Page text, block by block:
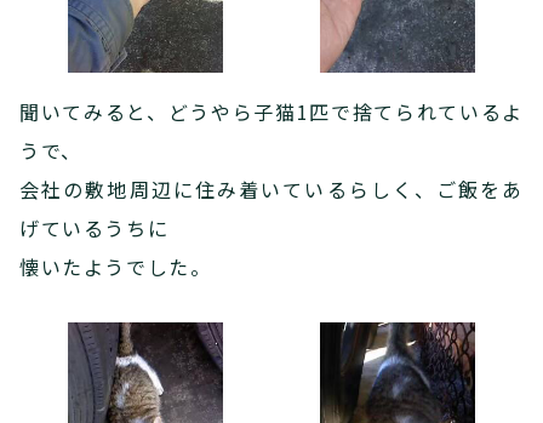
聞いてみると、どうやら子猫1匹で捨てられているよ
うで、
会社の敷地周辺に住み着いているらしく、ご飯をあ
げているうちに
懐いたようでした。